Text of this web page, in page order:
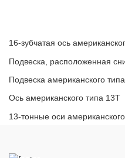
16-зубчатая ось
Подвеска, расположенная
Подвеска американского
Ось американского типа 13T